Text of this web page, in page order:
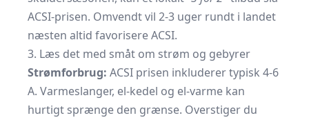
ACSI-prisen. Omvendt vil 2-3 uger rundt i landet
næsten altid favorisere ACSI.
3. Læs det med småt om strøm og gebyrer
Strømforbrug: ACSI prisen inkluderer typisk 4-6
A. Varmeslanger, el-kedel og el-varme kan
hurtigt sprænge den grænse. Overstiger du